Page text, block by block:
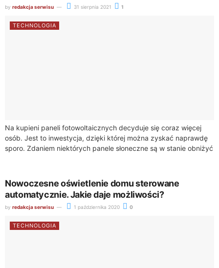
by redakcja serwisu 31 sierpnia 2021 1
TECHNOLOGIA
Na kupieni paneli fotowoltaicznych decyduje się coraz więcej
osób. Jest to inwestycja, dzięki której można zyskać naprawdę
sporo. Zdaniem niektórych panele słoneczne są w stanie obniżyć
Nowoczesne oświetlenie domu sterowane
automatycznie. Jakie daje możliwości?
by redakcja serwisu 1 października 2020 0
TECHNOLOGIA